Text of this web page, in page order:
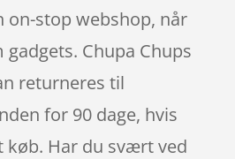
on-stop webshop, når
Chupa Chups
returneres til
for 90 dage, hvis
Har du svært ved